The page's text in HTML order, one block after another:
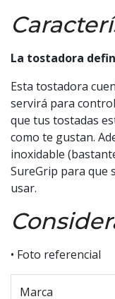
La tostadora
Esta tostadora
servirá para
que tus tostadas
como te gustan.
inoxidable
SureGrip para que
usar.
• Foto referencial
Marca